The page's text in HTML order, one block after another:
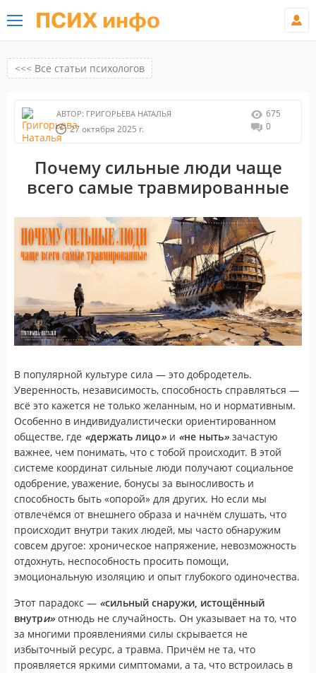
ПСИХ инфо
<<< Все статьи психологов
АВТОР: ГРИГОРЬЕВА НАТАЛЬЯ
27 октября 2025 г.
675
0
Почему сильные люди чаще
всего самые травмированные
В популярной культуре сила — это добродетель.
Уверенность, независимость, способность справляться —
всё это кажется не только желанным, но и нормативным.
Особенно в индивидуалистически ориентированном
обществе, где «держать лицо» и «не ныть» зачастую
важнее, чем понимать, что с тобой происходит. В этой
системе координат сильные люди получают социальное
одобрение, уважение, бонусы за выносливость и
способность быть «опорой» для других. Но если мы
отвлечёмся от внешнего образа и начнём слушать, что
происходит внутри таких людей, мы часто обнаружим
совсем другое: хроническое напряжение, невозможность
отдохнуть, неспособность просить помощи,
эмоциональную изоляцию и опыт глубокого одиночества.
Этот парадокс — «сильный снаружи, истощённый
внутри» отнюдь не случайность. Он указывает на то, что
за многими проявлениями силы скрывается не
избыточный ресурс, а травма. Причём не та, что
проявляется яркими симптомами, а та, что встроилась в